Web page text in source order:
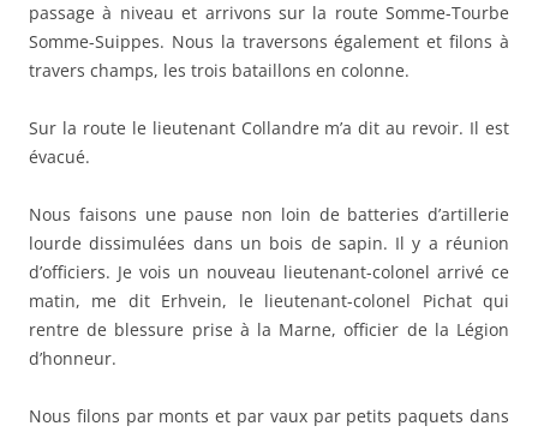
passage à niveau et arrivons sur la route Somme-Tourbe
Somme-Suippes. Nous la traversons également et filons à
travers champs, les trois bataillons en colonne.
Sur la route le lieutenant Collandre m’a dit au revoir. Il est
évacué.
Nous faisons une pause non loin de batteries d’artillerie
lourde dissimulées dans un bois de sapin. Il y a réunion
d’officiers. Je vois un nouveau lieutenant-colonel arrivé ce
matin, me dit Erhvein, le lieutenant-colonel Pichat qui
rentre de blessure prise à la Marne, officier de la Légion
d’honneur.
Nous filons par monts et par vaux par petits paquets dans